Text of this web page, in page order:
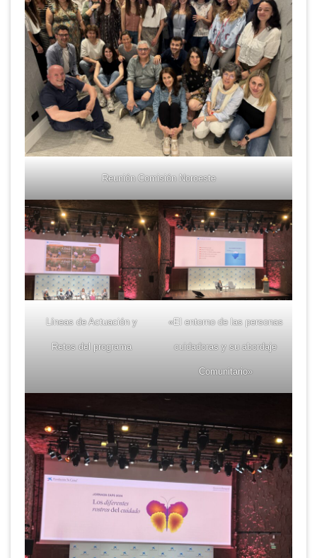
Reunión Comisión Noroeste
Líneas de Actuación y
Retos del programa
«El entorno de las personas
cuidadoras y su abordaje
Comunitario»